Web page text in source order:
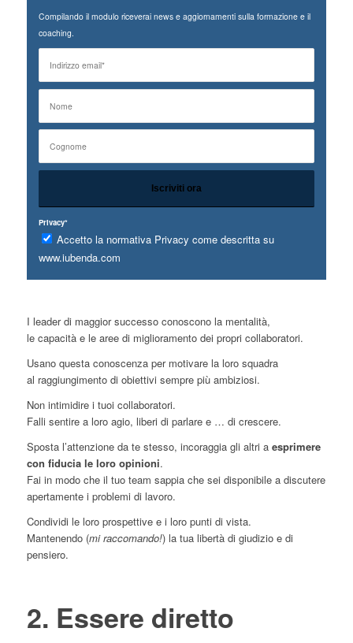
Compilando il modulo riceverai news e aggiornamenti sulla formazione e il
coaching.
Privacy*
Accetto la normativa Privacy come descritta su
www.iubenda.com
I leader di maggior successo conoscono la mentalità,
le capacità e le aree di miglioramento dei propri collaboratori.
Usano questa conoscenza per motivare la loro squadra
al raggiungimento di obiettivi sempre più ambiziosi.
Non intimidire i tuoi collaboratori.
Falli sentire a loro agio, liberi di parlare e … di crescere.
Sposta l’attenzione da te stesso, incoraggia gli altri a esprimere
con fiducia le loro opinioni.
Fai in modo che il tuo team sappia che sei disponibile a discutere
apertamente i problemi di lavoro.
Condividi le loro prospettive e i loro punti di vista.
Mantenendo (mi raccomando!) la tua libertà di giudizio e di
pensiero.
2. Essere diretto